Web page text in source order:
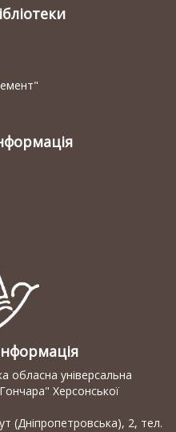
обласна універсальна
Херсонської
(Дніпропетровська), 2, тел.